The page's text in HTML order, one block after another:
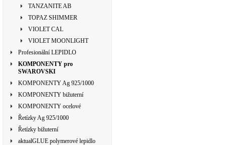
TANZANITE AB
TOPAZ SHIMMER
VIOLET CAL
VIOLET MOONLIGHT
Profesionální LEPIDLO
KOMPONENTY pro
SWAROVSKI
KOMPONENTY Ag 925/1000
KOMPONENTY bižuterní
KOMPONENTY ocelové
Řetízky Ag 925/1000
Řetízky bižuterní
aktualGLUE polymerové lepidlo